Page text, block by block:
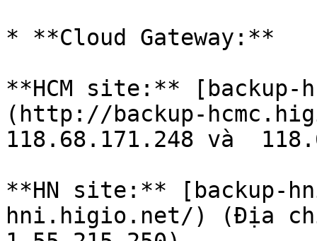
* **Cloud Gateway:**
**HCM site:** [backup-
(http://backup-
118.68.171.248 và
**HN site:** [backup-
hni.higio.net/) (Địa